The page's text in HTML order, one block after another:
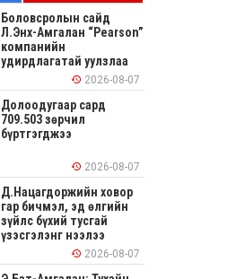
Боловсролын сайд
Л.Энх-Амгалан “Pearson”
компанийн
удирдлагатай уулзлаа
2026-08-07
Долоодугаар сард
709.503 зөрчил
бүртгэгджээ
2026-08-07
Д.Нацагдоржийн ховор
гар бичмэл, эд өлгийн
зүйлс бүхий тусгай
үзэсгэлэнг нээлээ
2026-08-07